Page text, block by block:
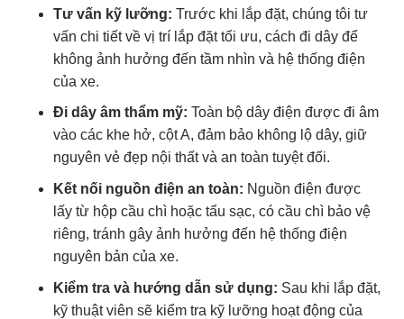
Tư vấn kỹ lưỡng: Trước khi lắp đặt, chúng tôi tư
vấn chi tiết về vị trí lắp đặt tối ưu, cách đi dây để
không ảnh hưởng đến tầm nhìn và hệ thống điện
của xe.
Đi dây âm thẩm mỹ: Toàn bộ dây điện được đi âm
vào các khe hở, cột A, đảm bảo không lộ dây, giữ
nguyên vẻ đẹp nội thất và an toàn tuyệt đối.
Kết nối nguồn điện an toàn: Nguồn điện được
lấy từ hộp cầu chì hoặc tẩu sạc, có cầu chì bảo vệ
riêng, tránh gây ảnh hưởng đến hệ thống điện
nguyên bản của xe.
Kiểm tra và hướng dẫn sử dụng: Sau khi lắp đặt,
kỹ thuật viên sẽ kiểm tra kỹ lưỡng hoạt động của